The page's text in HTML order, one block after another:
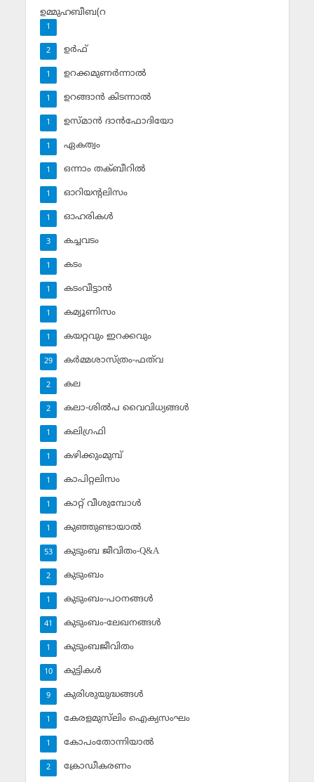
ഉമ്മുഹബീബ(റ
1
ഉര്‍ഫ്
2
ഉറക്കമുണര്‍ന്നാല്‍
1
ഉറങ്ങാന്‍ കിടന്നാല്‍
1
ഉസ്മാന്‍ ദാന്‍ഫോദിയോ
1
ഏകത്വം
1
ഒന്നാം തക്ബീറില്‍
1
ഓറിയന്റലിസം
1
ഓഹരികള്‍
1
കച്ചവടം
3
കടം
1
കടംവീട്ടാന്‍
1
കമ്യൂണിസം
1
കയറ്റവും ഇറക്കവും
1
കര്‍മ്മശാസ്ത്രം-ഫത്‌വ
29
കല
2
കലാ-ശില്‍പ വൈവിധ്യങ്ങള്‍
2
കലിഗ്രഫി
1
കഴിക്കുംമുമ്പ്
1
കാപിറ്റലിസം
1
കാറ്റ് വീശുമ്പോള്‍
1
കുഞ്ഞുണ്ടായാല്‍
1
കുടുംബ ജീവിതം-Q&A
53
കുടുംബം
2
കുടുംബം-പഠനങ്ങള്‍
1
കുടുംബം-ലേഖനങ്ങള്‍
41
കുടുംബജീവിതം
1
കുട്ടികള്‍
10
കുരിശുയുദ്ധങ്ങള്‍
9
കേരളമുസ്‌ലിം ഐക്യസംഘം
1
കോപംതോന്നിയാല്‍
1
ക്രോഡീകരണം
2